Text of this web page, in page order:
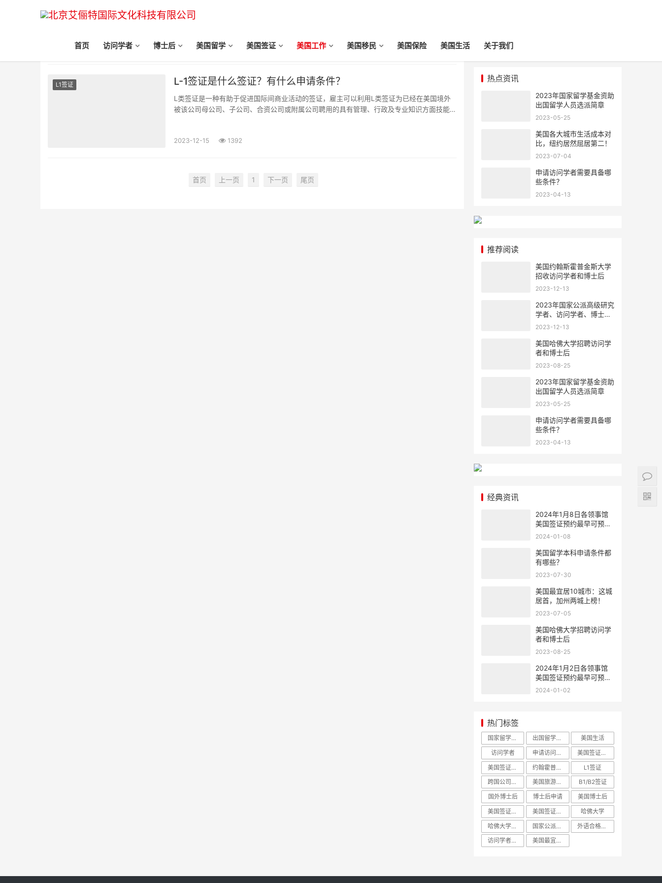
首页 访问学者 博士后 美国留学 美国签证 美国工作 美国移民 美国保险 美国生活 关于我们
美国工作
L1签证 L-1签证是什么签证？有什么申请条件？
L类签证是一种有助于促进国际间商业活动的签证，雇主可以利用L类签证为已经在美国境外
被该公司母公司、子公司、合资公司或附属公司聘用的具有管理、行政及专业知识方面技能的
2023-12-15 1392
首页 上一页 1 下一页 尾页
热点资讯
2023年国家留学基金资助
出国留学人员选派简章
2023-05-25
美国各大城市生活成本对
比，纽约居然屈居第二！
2023-07-04
申请访问学者需要具备哪
些条件？
2023-04-13
推荐阅读
美国约翰斯霍普金斯大学
招收访问学者和博士后
2023-12-13
2023年国家公派高级研究
学者、访问学者、博士后
项目选派办法
2023-12-13
美国哈佛大学招聘访问学
者和博士后
2023-08-25
2023年国家留学基金资助
出国留学人员选派简章
2023-05-25
申请访问学者需要具备哪
些条件？
2023-04-13
经典资讯
2024年1月8日各领事馆
美国签证预约最早可预约
时间
2024-01-08
美国留学本科申请条件都
有哪些？
2023-07-30
美国最宜居10城市：这城
居首，加州两城上榜！
2023-07-05
美国哈佛大学招聘访问学
者和博士后
2023-08-25
2024年1月2日各领事馆
美国签证预约最早可预约
时间
2024-01-02
热门标签
国家留学基金委 出国留学人员选派简章
美国生活
访问学者
申请访问学者
美国签证预约
美国签证面签
约翰霍普金斯大学
L1签证
跨国公司高管
美国旅游签证
B1/B2签证
国外博士后
博士后申请
美国博士后
美国签证面试
美国签证面谈
哈佛大学
哈佛大学访问学者哈佛大学博士后
国家公派出国留学
外语合格条件
访问学者面试
美国最宜居城市